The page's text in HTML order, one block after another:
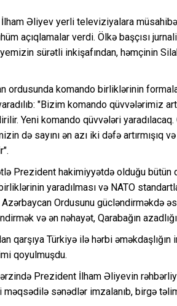
Əliyev yerli televiziyalara
açıqlamalar verdi. Ölkə başçısı
sürətli inkişafından, həmçinin
ordusunda komando birliklərinin
"Bizim komando qüvvələrimiz
Yeni komando qüvvələri yaradılacaq.
də sayını ən azı iki dəfə artırmışıq
Prezident hakimiyyətdə olduğu bütün
yaradılması və NATO
Azərbaycan Ordusunu
və ən nəhayət, Qarabağın
qarşıya Türkiyə ilə hərbi
qoyulmuşdu.
Prezident İlham Əliyevin
sənədlər imzalanıb, birgə